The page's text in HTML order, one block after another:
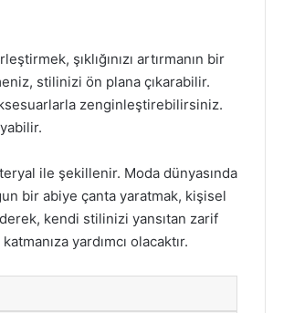
şıklığınızı artırmanın bir
stilinizi ön plana çıkarabilir.
zenginleştirebilirsiniz.
ile şekillenir. Moda dünyasında
bir abiye çanta yaratmak, kişisel
kendi stilinizi yansıtan zarif
yardımcı olacaktır.